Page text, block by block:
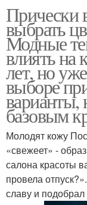
Прически
выбрать
Модные
влиять на
лет, но
выборе
варианты,
базовым
Молодят кожу
«свежеет» -
салона красоты
провела
славу и